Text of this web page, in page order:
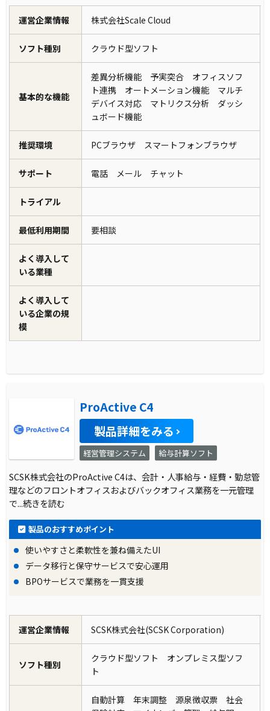
運営企業情報 株式会社Scale Cloud
ソフト種別 クラウド型ソフト
基本的な機能
差異分析機能 予実突合 オフィスソフ
ト連携 オートメーション機能 マルチ
デバイス対応 マトリクス分析 ダッシ
ュボード機能
推奨環境 PCブラウザ スマートフォンブラウザ
サポート 電話 メール チャット
トライアル
最低利用期間 要相談
よく導入して
いる業種
よく導入して
いる企業の規
模
ProActive C4
製品詳細をみる
経営管理システム 給与計算ソフト
SCSK株式会社のProActive C4は、会計・人事給与・経費・勤怠管
理などのフロントオフィスおよびバックオフィス業務を一元管理
で...続きを読む
製品のおすすめポイント
使いやすさと柔軟性を兼ね備えたUI
データ移行と保守サービスで安心運用
BPOサービスで業務を一貫支援
運営企業情報 SCSK株式会社(SCSK Corporation)
ソフト種別
クラウド型ソフト オンプレミス型ソフ
ト
自動計算 年末調整 源泉徴収票 社会